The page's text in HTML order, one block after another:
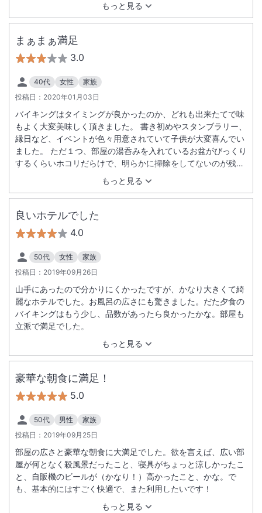
もっと見る
まぁまぁ満足
3.0
40代 女性
家族
投稿日： 2020年01月03日
もっと見る
バイキングはタイミングが良かったのか、どれも出来たてで味
もよく大変美味しく頂きました。 書き初めやスタンブラリー、
縁日など、イベントが色々用意されていて子供が大変喜んでい
ました。 ただ１つ、部屋の湯呑みを入れているお盆がびっくり
するくらいホコリだらけで、明らかに掃除をしてないのが残念
良いホテルでした
4.0
50代 女性
家族
投稿日： 2019年09月26日
もっと見る
山手にあったので分かりにくかったですが、かなり大きくて綺
麗なホテルでした。お風呂の広さにも驚きました。だた夕食の
バイキングはもう少し、品数があったら良かったかな。部屋も
立派で満足でした。
豪華な朝食に満足！
5.0
50代 男性
家族
投稿日： 2019年09月25日
もっと見る
部屋の広さと豪華な朝食に大満足でした。欲を言えば、広い部
屋が何となく殺風景だったこと、寝具がちょっと涼しかったこ
と、自販機のビールが（かなり！）高かったこと、かな。で
も、基本的にはすごく快適で、また利用したいです！